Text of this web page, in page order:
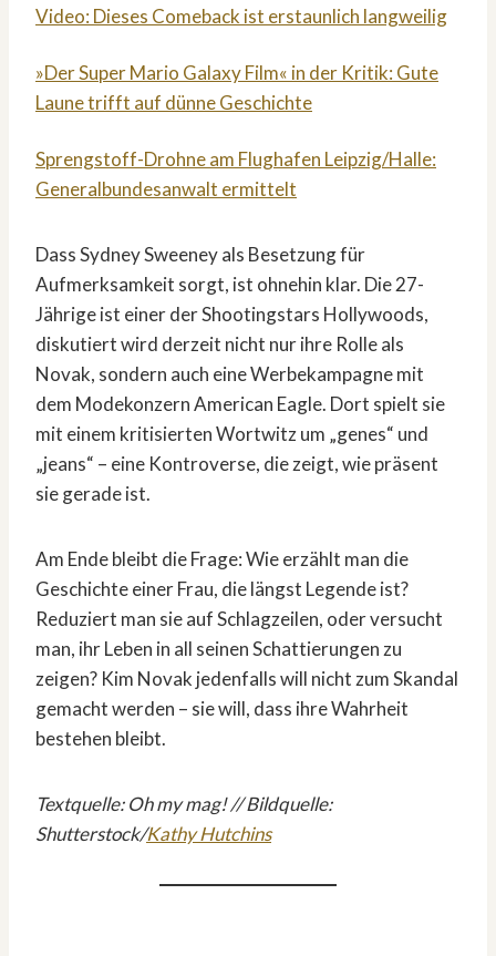
Video: Dieses Comeback ist erstaunlich langweilig
»Der Super Mario Galaxy Film« in der Kritik: Gute
Laune trifft auf dünne Geschichte
Sprengstoff-Drohne am Flughafen Leipzig/Halle:
Generalbundesanwalt ermittelt
Dass Sydney Sweeney als Besetzung für
Aufmerksamkeit sorgt, ist ohnehin klar. Die 27-
Jährige ist einer der Shootingstars Hollywoods,
diskutiert wird derzeit nicht nur ihre Rolle als
Novak, sondern auch eine Werbekampagne mit
dem Modekonzern American Eagle. Dort spielt sie
mit einem kritisierten Wortwitz um „genes“ und
„jeans“ – eine Kontroverse, die zeigt, wie präsent
sie gerade ist.
Am Ende bleibt die Frage: Wie erzählt man die
Geschichte einer Frau, die längst Legende ist?
Reduziert man sie auf Schlagzeilen, oder versucht
man, ihr Leben in all seinen Schattierungen zu
zeigen? Kim Novak jedenfalls will nicht zum Skandal
gemacht werden – sie will, dass ihre Wahrheit
bestehen bleibt.
Textquelle: Oh my mag! // Bildquelle:
Shutterstock/Kathy Hutchins